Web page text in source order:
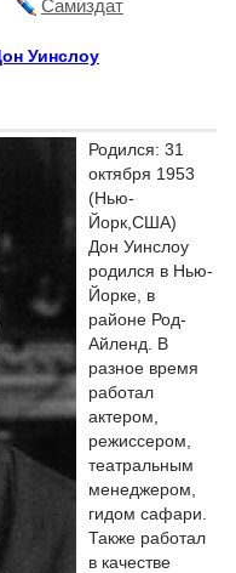
Самиздат
Уинслоу
Родился: 31
октября 1953
(Нью-
Йорк,США)
Дон Уинслоу
родился в Нью-
Йорке, в
районе Род-
Айленд. В
разное время
работал
актером,
режиссером,
театральным
менеджером,
гидом сафари.
Также работал
в качестве